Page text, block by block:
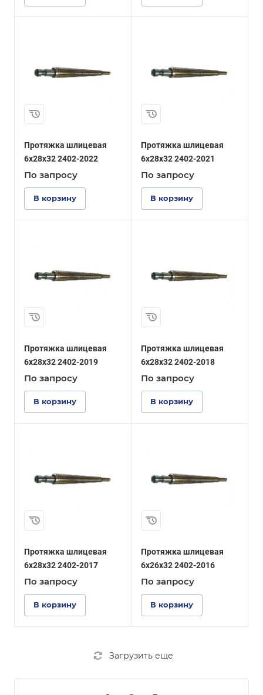
Протяжка шлицевая
6x28x32 2402-2022
По запросу
В корзину
Протяжка шлицевая
6x28x32 2402-2021
По запросу
В корзину
Протяжка шлицевая
6x28x32 2402-2019
По запросу
В корзину
Протяжка шлицевая
6x28x32 2402-2018
По запросу
В корзину
Протяжка шлицевая
6x28x32 2402-2017
По запросу
В корзину
Протяжка шлицевая
6x26x32 2402-2016
По запросу
В корзину
Загрузить еще